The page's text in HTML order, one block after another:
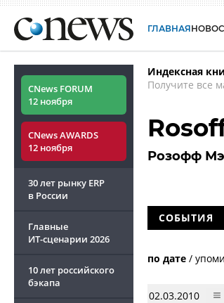
ГЛАВНАЯ
CNews FORUM
12 ноября
CNews AWARDS
12 ноября
30 лет рынку ERP
в России
Главные
ИТ-сценарии 2026
10 лет российского
бэкапа
Индексная
Получите все
Розофф
СОБЫТИЯ
по дате /
02.03.2010